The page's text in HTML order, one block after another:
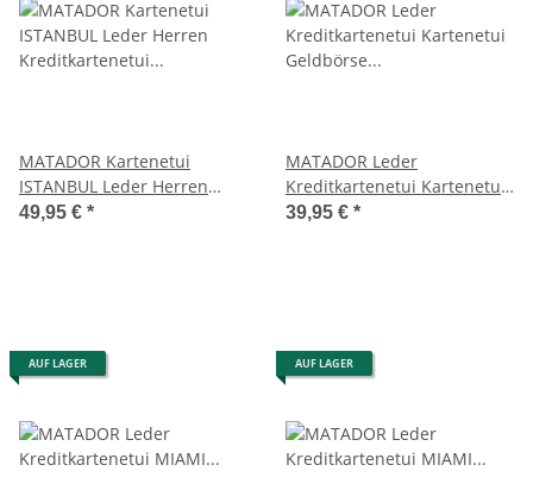
MATADOR Kartenetui
ISTANBUL Leder Herren
Kreditkartenetui RFID
49,95 € *
MATADOR Leder
Kreditkartenetui Kartenetui
Geldbörse RFID Vintage
39,95 € *
AUF LAGER AUF LAGER